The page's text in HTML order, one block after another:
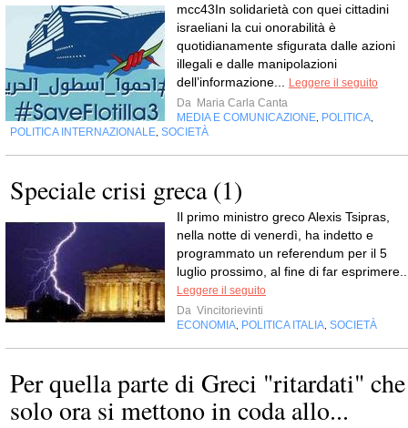
mcc43In solidarietà con quei cittadini
israeliani la cui onorabilità è
quotidianamente sfigurata dalle azioni
illegali e dalle manipolazioni
dell’informazione...
Leggere il seguito
Da Maria Carla Canta
MEDIA E COMUNICAZIONE POLITICA
POLITICA INTERNAZIONALE SOCIETÀ
Speciale crisi greca (1)
Il primo ministro greco Alexis Tsipras,
nella notte di venerdì, ha indetto e
programmato un referendum per il 5
luglio prossimo, al fine di far
Leggere il seguito
Da Vincitorievinti
ECONOMIA POLITICA ITALIA SOCIETÀ
Per quella parte di Greci "ritardati" che
solo ora si mettono in coda allo...